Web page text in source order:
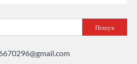
Пошук